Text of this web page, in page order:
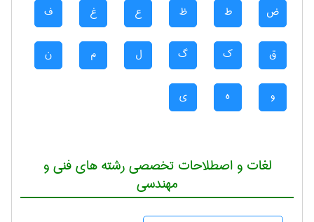
ض ط ظ ع غ ف
ق ک گ ل م ن
و ه ی
لغات و اصطلاحات تخصصی رشته های فنی و
مهندسی